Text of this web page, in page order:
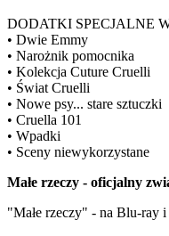
DODATKI SPECJALNE
• Dwie Emmy
• Narożnik pomocnika
• Kolekcja Cuture Cruelli
• Świat Cruelli
• Nowe psy... stare sztuczki
• Cruella 101
• Wpadki
• Sceny niewykorzystane
Małe rzeczy - oficjalny
"Małe rzeczy" - na Blu-ray